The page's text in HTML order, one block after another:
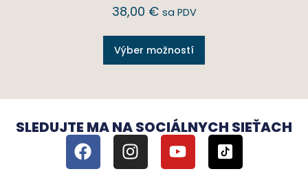
38,00 € sa PDV
Výber možností
SLEDUJTE MA NA SOCIÁLNYCH SIEŤACH